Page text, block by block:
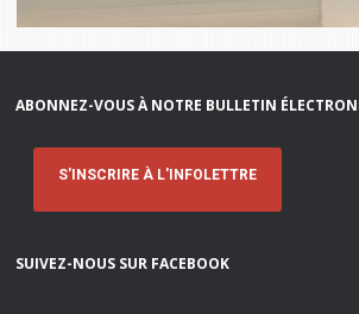
ABONNEZ-VOUS À NOTRE BULLETIN
S'INSCRIRE À L'INFOLETTRE
SUIVEZ-NOUS SUR FACEBOOK